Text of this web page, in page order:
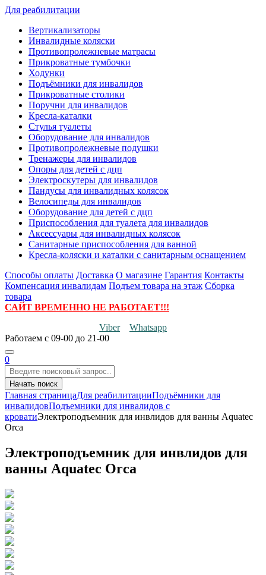
Для реабилитации
Вертикализаторы
Инвалидные коляски
Противопролежневые матрасы
Прикроватные тумбочки
Ходунки
Подъёмники для инвалидов
Прикроватные столики
Поручни для инвалидов
Кресла-каталки
Стулья туалеты
Оборудование для инвалидов
Противопролежневые подушки
Тренажеры для инвалидов
Опоры для детей с дцп
Электроскутеры для инвалидов
Пандусы для инвалидных колясок
Велосипеды для инвалидов
Оборудование для детей с дцп
Приспособления для туалета для инвалидов
Аксессуары для инвалидных колясок
Санитарные приспособления для ванной
Кресла-коляски и каталки с санитарным оснащением
Способы оплаты Доставка О магазине Гарантия Контакты
Компенсация инвалидам Подъем товара на этаж Сборка
товара
САЙТ ВРЕМЕННО НЕ РАБОТАЕТ!!!
Viber
Whatsapp
Работаем с 09-00 до 21-00
0
Начать поиск
Главная страницаДля реабилитацииПодъёмники для
инвалидовПодъемники для инвалидов с
кроватиЭлектроподъемник для инвлидов для ванны Aquatec
Orca
Электроподъемник для инвлидов для
ванны Aquatec Orca